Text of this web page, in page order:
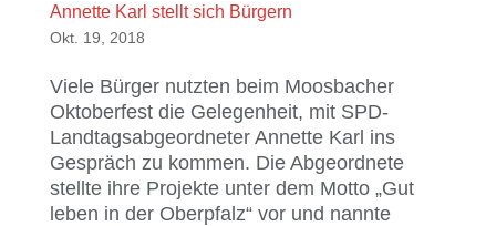
Annette Karl stellt sich Bürgern
Okt. 19, 2018
Viele Bürger nutzten beim Moosbacher
Oktoberfest die Gelegenheit, mit SPD-
Landtagsabgeordneter Annette Karl ins
Gespräch zu kommen. Die Abgeordnete
stellte ihre Projekte unter dem Motto „Gut
leben in der Oberpfalz“ vor und nannte